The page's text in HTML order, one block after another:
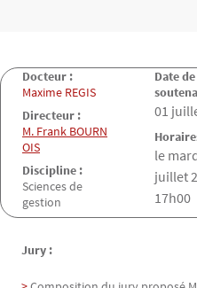
Docteur :
Maxime REGIS
Directeur :
M. Frank BOURN
OIS
Discipline :
Sciences de
gestion
Date
Date
01
le
juillet
17h00
Jury :